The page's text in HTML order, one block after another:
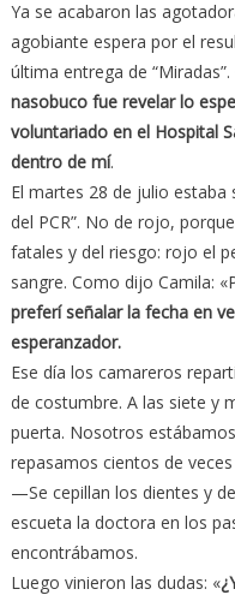
Ya se acabaron las
agobiante espera por el
última entrega de “Miradas”.
nasobuco fue revelar lo
voluntariado en el Hospital
dentro de mí.
El martes 28 de julio estaba
del PCR”. No de rojo,
fatales y del riesgo: rojo el
sangre. Como dijo Camila:
preferí señalar la fecha en
esperanzador.
Ese día los camareros
de costumbre. A las siete y
puerta. Nosotros
repasamos cientos de
—Se cepillan los dientes y
escueta la doctora en los
encontrábamos.
Luego vinieron las dudas: «